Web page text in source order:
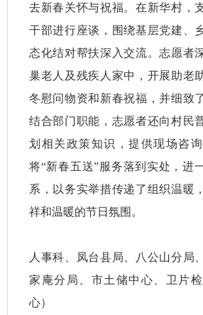
去新春关怀与祝福。在新华村，
干部进行座谈，围绕基层党建、
态化结对帮扶深入交流。志愿者
巢老人及残疾人家中，开展助老
冬慰问物资和新春祝福，并细致
结合部门职能，志愿者还向村民
划相关政策知识，提供现场咨
将“新春五送”服务落到实处，进
系，以务实举措传递了组织温暖
祥和温暖的节日氛围。
（来
人事科、凤台县局、八公山分局
家庵分局、市土储中心、卫片
心）